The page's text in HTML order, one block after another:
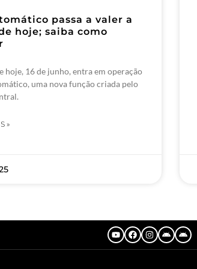
passa a valer a
hoje; saiba como
hoje, 16 de junho, entra em operação
uma nova função criada pelo
»